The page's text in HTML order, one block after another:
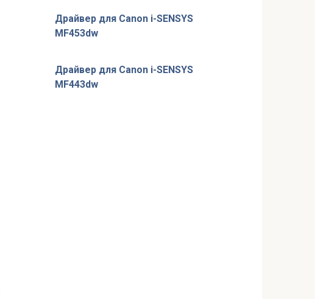
Драйвер для Canon i-SENSYS
MF453dw
Драйвер для Canon i-SENSYS
MF443dw